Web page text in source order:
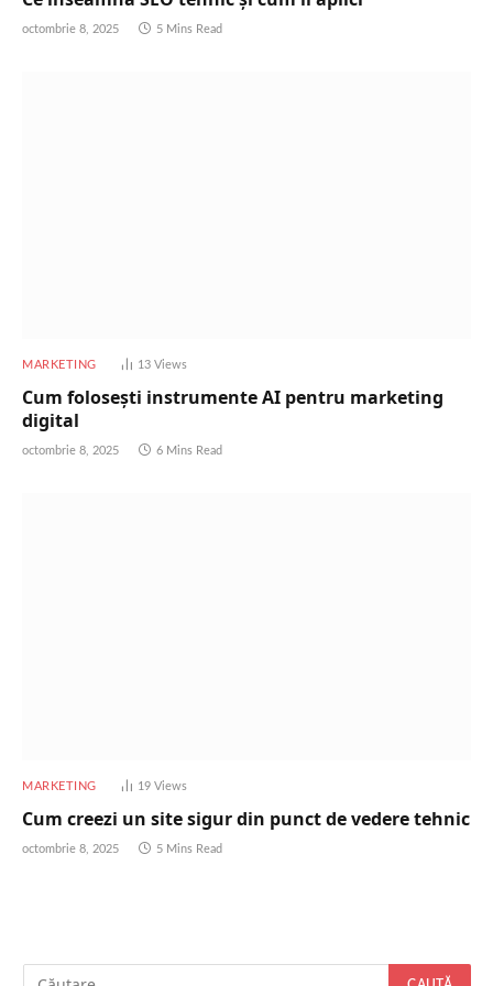
octombrie 8, 2025 5 Mins Read
MARKETING 13 Views
Cum folosești instrumente AI pentru marketing
digital
octombrie 8, 2025 6 Mins Read
MARKETING 19 Views
Cum creezi un site sigur din punct de vedere tehnic
octombrie 8, 2025 5 Mins Read